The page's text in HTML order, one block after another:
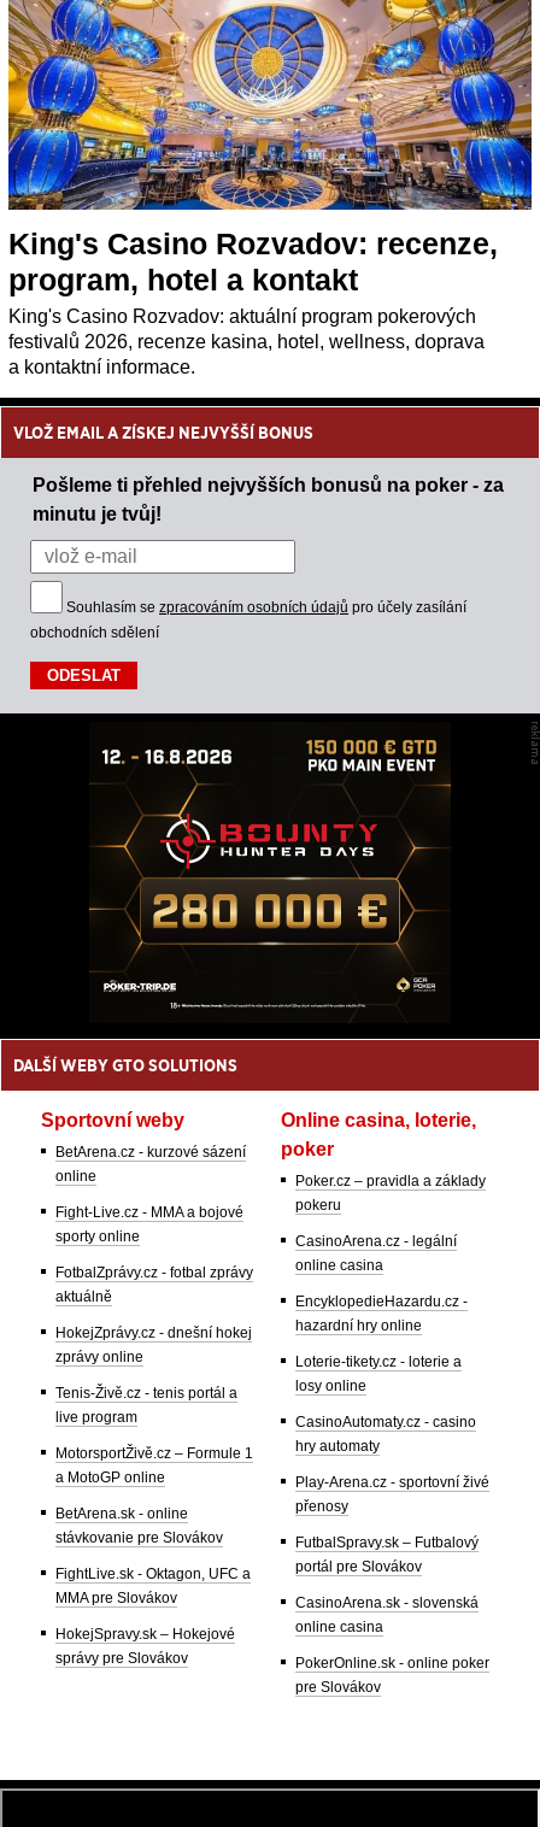
King's Casino Rozvadov: recenze,
program, hotel a kontakt
King's Casino Rozvadov: aktuální program pokerových
festivalů 2026, recenze kasina, hotel, wellness, doprava
a kontaktní informace.
VLOŽ EMAIL A ZÍSKEJ NEJVYŠŠÍ BONUS
Pošleme ti přehled nejvyšších bonusů na poker - za
minutu je tvůj!
Souhlasím se zpracováním osobních údajů pro účely zasílání
obchodních sdělení
DALŠÍ WEBY GTO SOLUTIONS
Sportovní weby
BetArena.cz - kurzové sázení
online
Fight-Live.cz - MMA a bojové
sporty online
FotbalZprávy.cz - fotbal zprávy
aktuálně
HokejZprávy.cz - dnešní hokej
zprávy online
Tenis-Živě.cz - tenis portál a
live program
MotorsportŽivě.cz – Formule 1
a MotoGP online
BetArena.sk - online
stávkovanie pre Slovákov
FightLive.sk - Oktagon, UFC a
MMA pre Slovákov
HokejSpravy.sk – Hokejové
správy pre Slovákov
Online casina, loterie,
poker
Poker.cz – pravidla a základy
pokeru
CasinoArena.cz - legální
online casina
EncyklopedieHazardu.cz -
hazardní hry online
Loterie-tikety.cz - loterie a
losy online
CasinoAutomaty.cz - casino
hry automaty
Play-Arena.cz - sportovní živé
přenosy
FutbalSpravy.sk – Futbalový
portál pre Slovákov
CasinoArena.sk - slovenská
online casina
PokerOnline.sk - online poker
pre Slovákov